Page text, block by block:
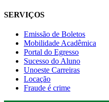
SERVIÇOS
Emissão de Boletos
Mobilidade Acadêmica
Portal do Egresso
Sucesso do Aluno
Unoeste Carreiras
Locação
Fraude é crime